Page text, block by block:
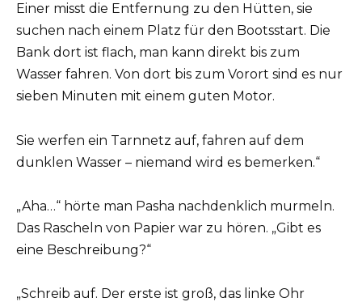
Einer misst die Entfernung zu den Hütten, sie
suchen nach einem Platz für den Bootsstart. Die
Bank dort ist flach, man kann direkt bis zum
Wasser fahren. Von dort bis zum Vorort sind es nur
sieben Minuten mit einem guten Motor.
Sie werfen ein Tarnnetz auf, fahren auf dem
dunklen Wasser – niemand wird es bemerken.“
„Aha…“ hörte man Pasha nachdenklich murmeln.
Das Rascheln von Papier war zu hören. „Gibt es
eine Beschreibung?“
„Schreib auf. Der erste ist groß, das linke Ohr